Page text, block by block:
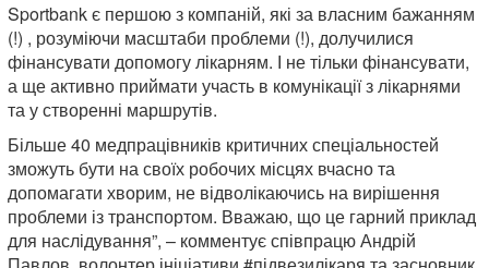
Sportbank є першою з компаній, які за власним бажанням
(!) , розуміючи масштаби проблеми (!), долучилися
фінансувати допомогу лікарням. І не тільки фінансувати,
а ще активно приймати участь в комунікації з лікарнями
та у створенні маршрутів.
Більше 40 медпрацівників критичних спеціальностей
зможуть бути на своїх робочих місцях вчасно та
допомагати хворим, не відволікаючись на вирішення
проблеми із транспортом. Вважаю, що це гарний приклад
для наслідування”, – комментує співпрацю Андрій